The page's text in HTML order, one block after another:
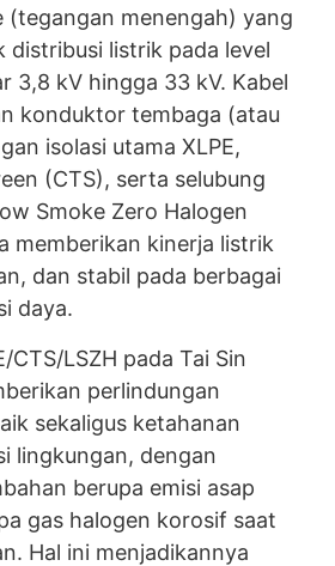
(tegangan menengah) yang
distribusi listrik pada level
3,8 kV hingga 33 kV. Kabel
konduktor tembaga (atau
isolasi utama XLPE,
(CTS), serta selubung
Smoke Zero Halogen
memberikan kinerja listrik
dan stabil pada berbagai
daya.
CTS/LSZH pada Tai Sin
perlindungan
sekaligus ketahanan
lingkungan, dengan
berupa emisi asap
gas halogen korosif saat
Hal ini menjadikannya